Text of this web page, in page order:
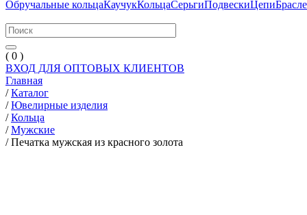
Обручальные кольцаКаучукКольцаСерьгиПодвескиЦепи
( 0 )
ВХОД ДЛЯ ОПТОВЫХ КЛИЕНТОВ
Главная
/ Каталог
/ Ювелирные изделия
/ Кольца
/ Мужские
/ Печатка мужская из красного золота